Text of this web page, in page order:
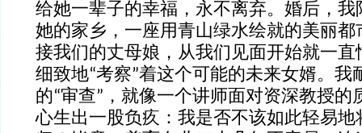
给她一辈子的幸福，永不离弃。婚后，我
她的家乡，一座用青山绿水绘就的美丽都
接我们的丈母娘，从我们见面开始就一直
细致地“考察”着这个可能的未来女婿。我
的“审查”，就像一个讲师面对资深教授的
心生出一股负疚：我是否不该如此轻易地